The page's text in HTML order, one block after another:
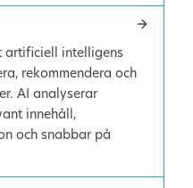
artificiell intelligens
rekommendera och
AI analyserar
innehåll,
och snabbar på